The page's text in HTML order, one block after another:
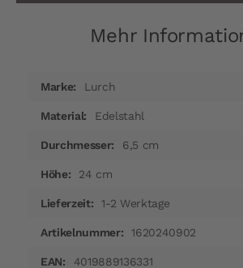
Mehr
InformationenLurch
Edelstahl
6,5 cm
24 cm
1-2 Werktage
1620240902
4019889136331